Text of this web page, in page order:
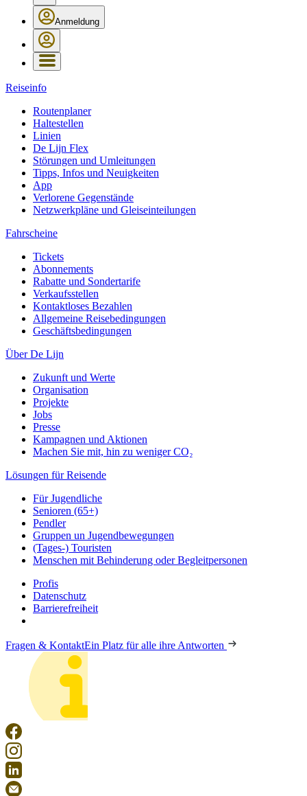
Anmeldung
Reiseinfo
Routenplaner
Haltestellen
Linien
De Lijn Flex
Störungen und Umleitungen
Tipps, Infos und Neuigkeiten
App
Verlorene Gegenstände
Netzwerkpläne und Gleiseinteilungen
Fahrscheine
Tickets
Abonnements
Rabatte und Sondertarife
Verkaufsstellen
Kontaktloses Bezahlen
Allgemeine Reisebedingungen
Geschäftsbedingungen
Über De Lijn
Zukunft und Werte
Organisation
Projekte
Jobs
Presse
Kampagnen und Aktionen
Machen Sie mit, hin zu weniger CO₂
Lösungen für Reisende
Für Jugendliche
Senioren (65+)
Pendler
Gruppen un Jugendbewegungen
(Tages-) Touristen
Menschen mit Behinderung oder Begleitpersonen
Profis
Datenschutz
Barrierefreiheit
Fragen & KontaktEin Platz für alle ihre Antworten